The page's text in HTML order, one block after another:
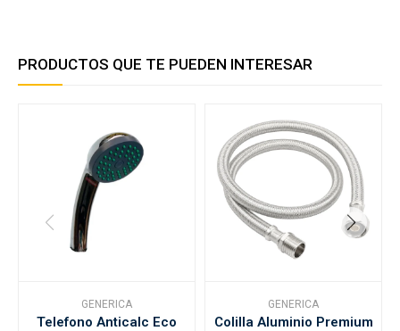
PRODUCTOS QUE TE PUEDEN INTERESAR
GENERICA
Telefono Anticalc Eco
GENERICA
Colilla Aluminio Premium